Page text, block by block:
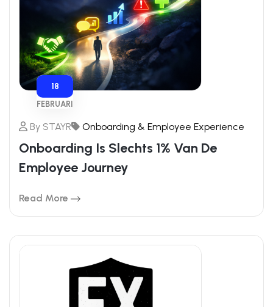
By STAYR Onboarding & Employee Experience
Onboarding Is Slechts 1% Van De
Employee Journey
Read More
18
FEBRUARI